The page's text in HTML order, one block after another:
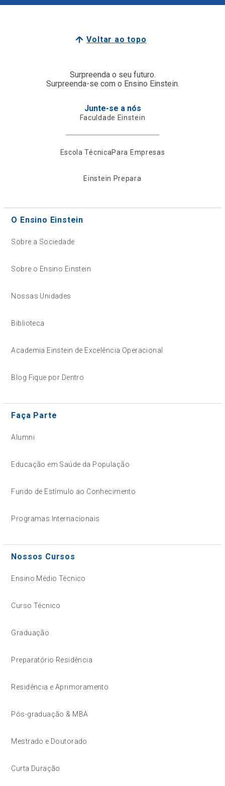
Voltar ao topo
Surpreenda o seu futuro.
Surpreenda-se com o Ensino Einstein.
Junte-se a nós
Faculdade Einstein
Escola TécnicaPara Empresas
Einstein Prepara
O Ensino Einstein
Sobre a Sociedade
Sobre o Ensino Einstein
Nossas Unidades
Biblioteca
Academia Einstein de Excelência Operacional
Blog Fique por Dentro
Faça Parte
Alumni
Educação em Saúde da População
Fundo de Estímulo ao Conhecimento
Programas Internacionais
Nossos Cursos
Ensino Médio Técnico
Curso Técnico
Graduação
Preparatório Residência
Residência e Aprimoramento
Pós-graduação & MBA
Mestrado e Doutorado
Curta Duração